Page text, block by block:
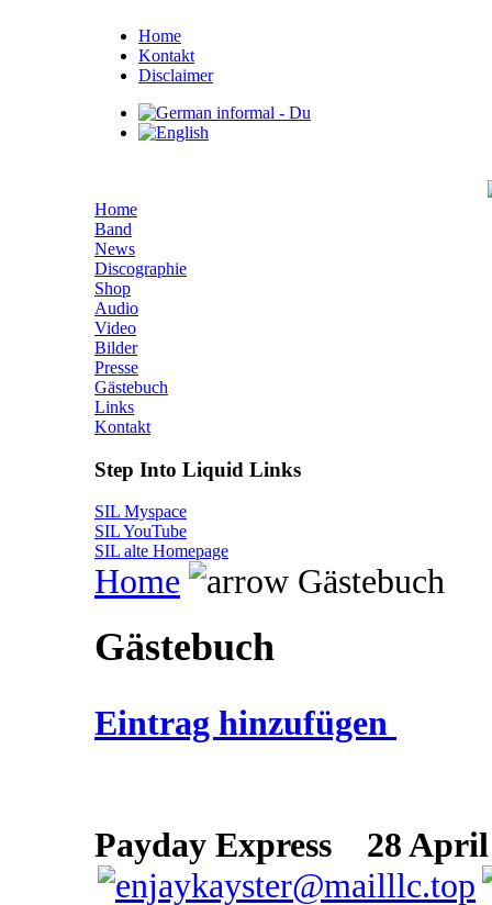
Home
Kontakt
Disclaimer
Home
Band
News
Discographie
Shop
Audio
Video
Bilder
Presse
Gästebuch
Links
Kontakt
Step Into Liquid Links
SIL Myspace
SIL YouTube
SIL alte Homepage
Home Gästebuch
Gästebuch
Eintrag hinzufügen
Payday Express 28 April